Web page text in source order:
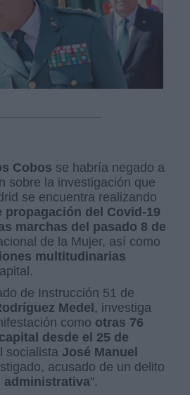
Cobos se habría negado a
sobre la investigación que
se encuentra realizando
propagación del Covid-19
marchas del pasado 8 de
de la Mujer, así como
multitudinarias
de Instrucción 51 de
Medel, investiga
como otras 76
desde el 25 de
socialista José Manuel
acusado de un delito
administrativa".